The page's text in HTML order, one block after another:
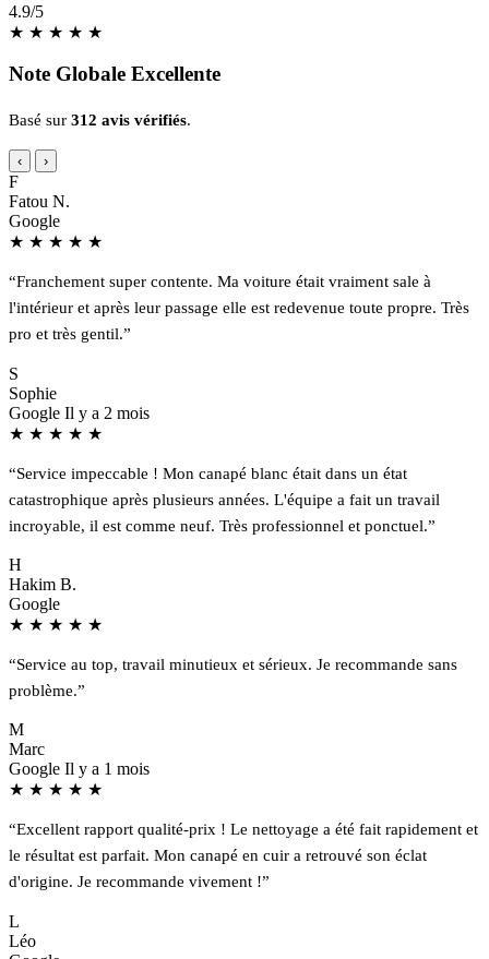
4.9/5
★ ★ ★ ★ ★
Note Globale Excellente
Basé sur 312 avis vérifiés.
‹ ›
F
Fatou N.
Google
★ ★ ★ ★ ★
“Franchement super contente. Ma voiture était vraiment sale à
l'intérieur et après leur passage elle est redevenue toute propre. Très
pro et très gentil.”
S
Sophie
Google Il y a 2 mois
★ ★ ★ ★ ★
“Service impeccable ! Mon canapé blanc était dans un état
catastrophique après plusieurs années. L'équipe a fait un travail
incroyable, il est comme neuf. Très professionnel et ponctuel.”
H
Hakim B.
Google
★ ★ ★ ★ ★
“Service au top, travail minutieux et sérieux. Je recommande sans
problème.”
M
Marc
Google Il y a 1 mois
★ ★ ★ ★ ★
“Excellent rapport qualité-prix ! Le nettoyage a été fait rapidement et
le résultat est parfait. Mon canapé en cuir a retrouvé son éclat
d'origine. Je recommande vivement !”
L
Léo